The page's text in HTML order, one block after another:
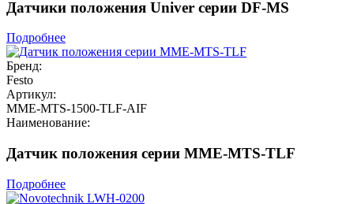
Датчики положения Univer серии DF-MS
Подробнее
Бренд:
Festo
Артикул:
MME-MTS-1500-TLF-AIF
Наименование:
Датчик положения серии MME-MTS-TLF
Подробнее